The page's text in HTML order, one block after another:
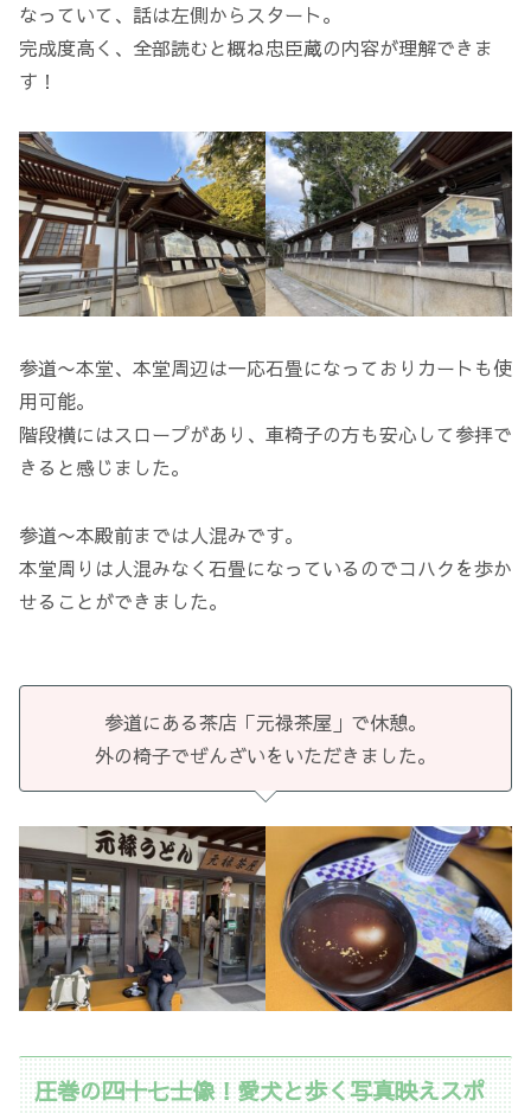
なっていて、話は左側からスタート。
完成度高く、全部読むと概ね忠臣蔵の内容が理解できま
す！
参道〜本堂、本堂周辺は一応石畳になっておりカートも使
用可能。
階段横にはスロープがあり、車椅子の方も安心して参拝で
きると感じました。
参道〜本殿前までは人混みです。
本堂周りは人混みなく石畳になっているのでコハクを歩か
せることができました。
参道にある茶店「元禄茶屋」で休憩。
外の椅子でぜんざいをいただきました。
圧巻の四十七士像！愛犬と歩く写真映えスポ